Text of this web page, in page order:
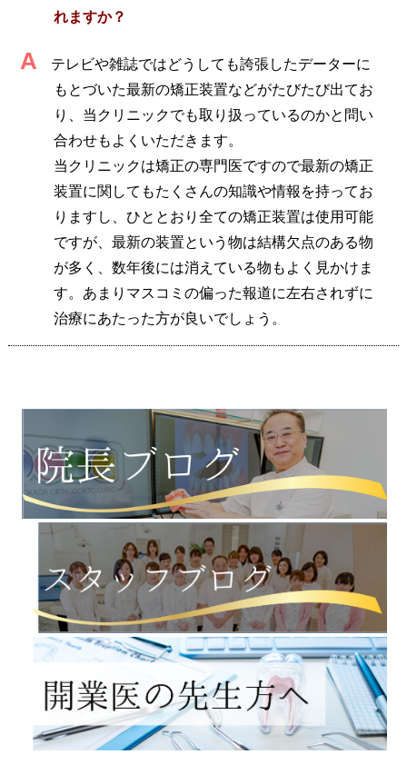
れますか？
A
テレビや雑誌ではどうしても誇張したデーターに
もとづいた最新の矯正装置などがたびたび出てお
り、当クリニックでも取り扱っているのかと問い
合わせもよくいただきます。
当クリニックは矯正の専門医ですので最新の矯正
装置に関してもたくさんの知識や情報を持ってお
りますし、ひととおり全ての矯正装置は使用可能
ですが、最新の装置という物は結構欠点のある物
が多く、数年後には消えている物もよく見かけま
す。あまりマスコミの偏った報道に左右されずに
治療にあたった方が良いでしょう。